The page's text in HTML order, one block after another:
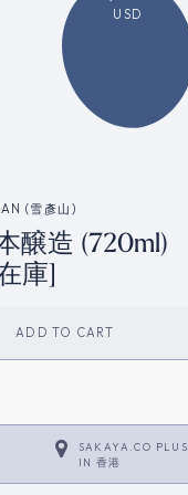
USD
(雪彥山)
醸造 (720ml)
庫]
ADD TO CART
SAKAYA.CO PLUS
<SAKE>
IN 香港